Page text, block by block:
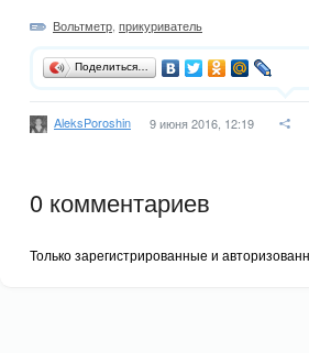
Вольтметр прикуриватель
Поделиться…
AleksPoroshin 9 июня 2016, 12:19
0 комментариев
Только зарегистрированные и